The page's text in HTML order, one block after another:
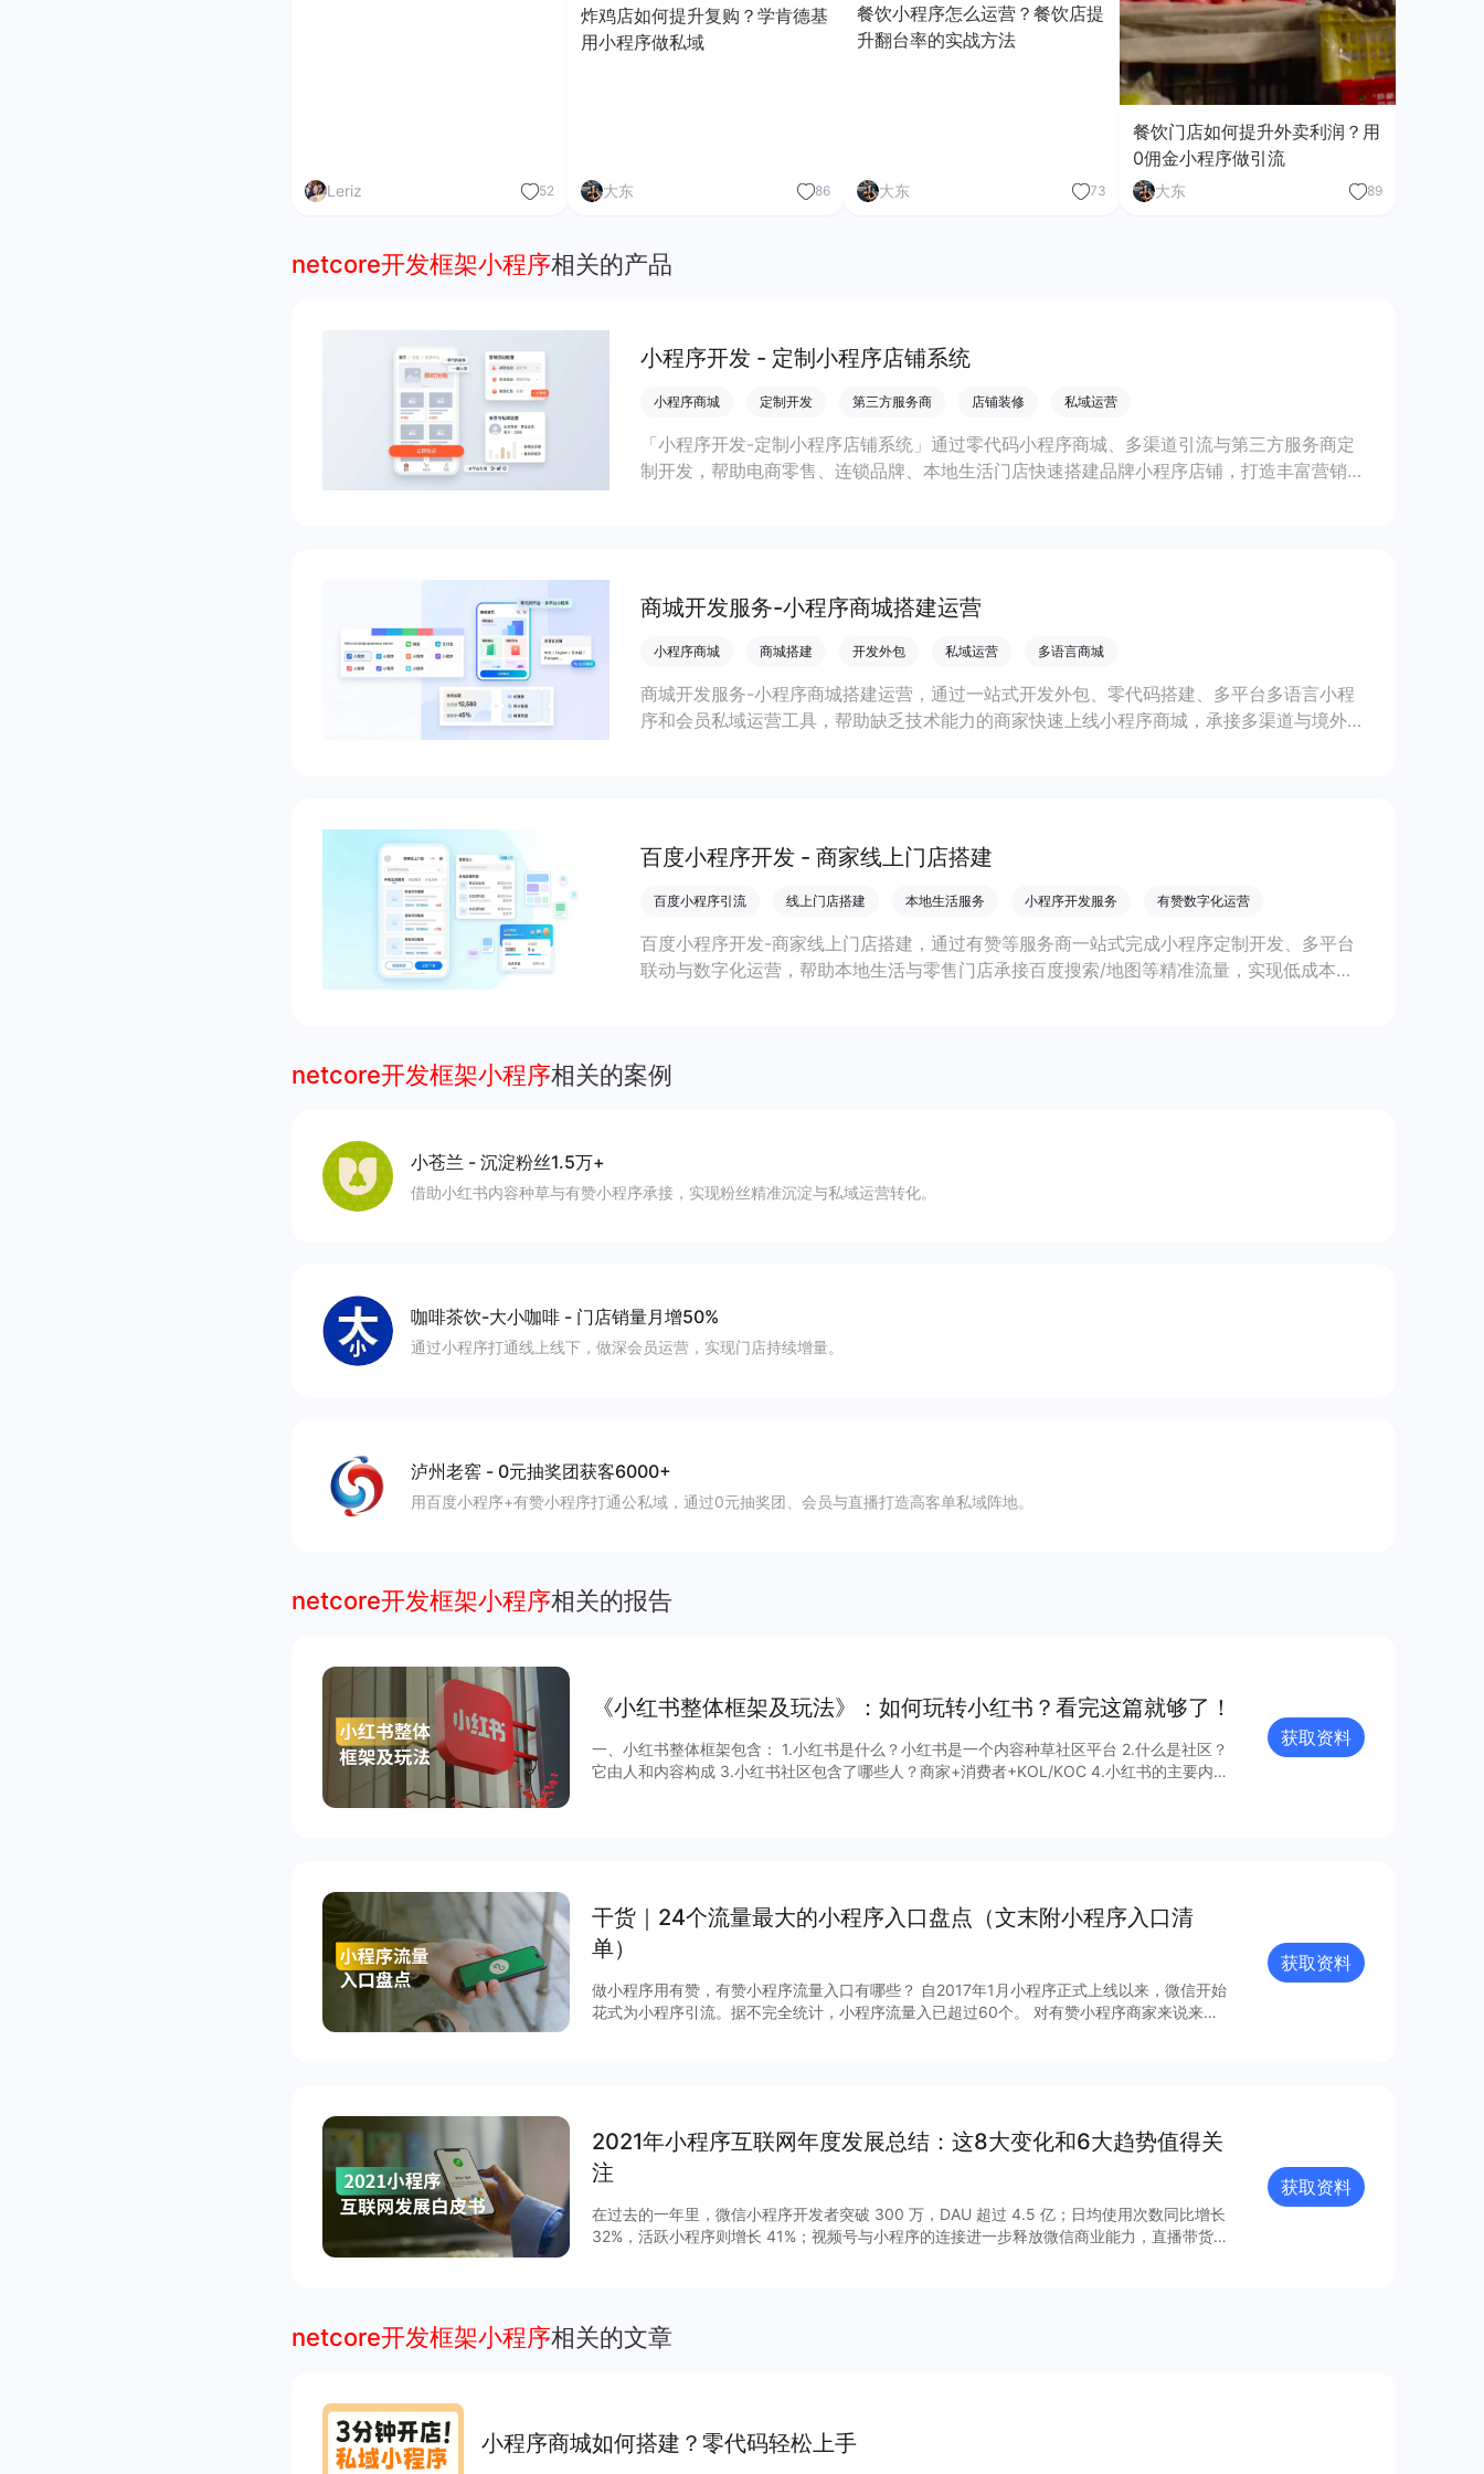
Leriz 52
炸鸡店如何提升复购？学肯德基
用小程序做私域
大东 86
餐饮小程序怎么运营？餐饮店提
升翻台率的实战方法
大东 73
餐饮门店如何提升外卖利润？用
0佣金小程序做引流
大东 89
netcore开发框架小程序相关的产品
小程序开发 - 定制小程序店铺系统
小程序商城 定制开发 第三方服务商 店铺装修 私域运营
「小程序开发-定制小程序店铺系统」通过零代码小程序商城、多渠道引流与第三方服务商定
制开发，帮助电商零售、连锁品牌、本地生活门店快速搭建品牌小程序店铺，打造丰富营销与
商城开发服务-小程序商城搭建运营
小程序商城 商城搭建 开发外包 私域运营 多语言商城
商城开发服务-小程序商城搭建运营，通过一站式开发外包、零代码搭建、多平台多语言小程
序和会员私域运营工具，帮助缺乏技术能力的商家快速上线小程序商城，承接多渠道与境外客
百度小程序开发 - 商家线上门店搭建
百度小程序引流 线上门店搭建 本地生活服务 小程序开发服务 有赞数字化运营
百度小程序开发-商家线上门店搭建，通过有赞等服务商一站式完成小程序定制开发、多平台
联动与数字化运营，帮助本地生活与零售门店承接百度搜索/地图等精准流量，实现低成本获
netcore开发框架小程序相关的案例
小苍兰 - 沉淀粉丝1.5万+
借助小红书内容种草与有赞小程序承接，实现粉丝精准沉淀与私域运营转化。
咖啡茶饮-大小咖啡 - 门店销量月增50%
通过小程序打通线上线下，做深会员运营，实现门店持续增量。
泸州老窖 - 0元抽奖团获客6000+
用百度小程序+有赞小程序打通公私域，通过0元抽奖团、会员与直播打造高客单私域阵地。
netcore开发框架小程序相关的报告
《小红书整体框架及玩法》：如何玩转小红书？看完这篇就够了！
一、小红书整体框架包含： 1.小红书是什么？小红书是一个内容种草社区平台 2.什么是社区？
它由人和内容构成 3.小红书社区包含了哪些人？商家+消费者+KOL/KOC 4.小红书的主要内容
获取资料
干货｜24个流量最大的小程序入口盘点（文末附小程序入口清
单）
做小程序用有赞，有赞小程序流量入口有哪些？ 自2017年1月小程序正式上线以来，微信开始
花式为小程序引流。据不完全统计，小程序流量入已超过60个。 对有赞小程序商家来说来
获取资料
2021年小程序互联网年度发展总结：这8大变化和6大趋势值得关
注
在过去的一年里，微信小程序开发者突破 300 万，DAU 超过 4.5 亿；日均使用次数同比增长
32%，活跃小程序则增长 41%；视频号与小程序的连接进一步释放微信商业能力，直播带货
通，扩展“闭环思维“至“节点思维”，营销场景和营销方法由此迸发更多灵感与创新；支付宝、百
度等互联网平台加速扩建生态能力，小程序成为互联网商业的重要阵地；在生态建设方面，各
获取资料
netcore开发框架小程序相关的文章
小程序商城如何搭建？零代码轻松上手